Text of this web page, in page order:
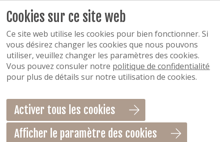
Cookies sur ce site web
Ce site web utilise les cookies pour bien fonctionner. Si
vous désirez changer les cookies que nous pouvons
utiliser, veuillez changer les paramètres des cookies.
Vous pouvez consuler notre politique de confidentialité
pour plus de détails sur notre utilisation de cookies.
Activer tous les cookies
Afficher le paramètre des cookies